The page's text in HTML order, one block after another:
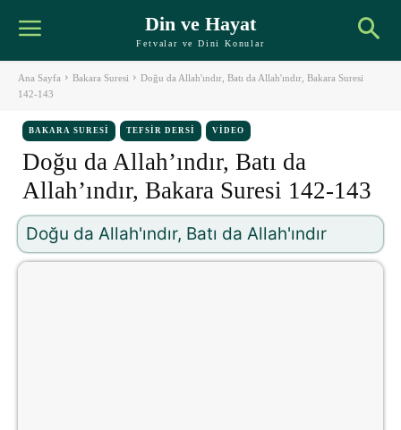
Din ve Hayat
Fetvalar ve Dini Konular
Ana Sayfa Bakara Suresi
Doğu da Allah'ındır, Batı da Allah'ındır, Bakara Suresi
142-143
BAKARA SURESI TEFSIR DERSI VIDEO
Doğu da Allah’ındır, Batı da
Allah’ındır, Bakara Suresi 142-143
Doğu da Allah'ındır, Batı da Allah'ındır